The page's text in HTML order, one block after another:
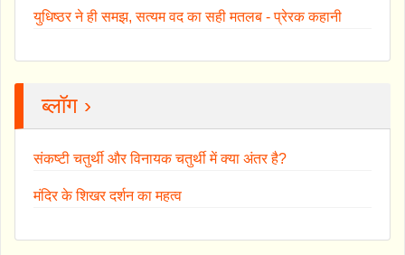
युधिष्ठर ने ही समझ, सत्यम वद का सही मतलब - प्रेरक कहानी
ब्लॉग ›
संकष्टी चतुर्थी और विनायक चतुर्थी में क्या अंतर है?
मंदिर के शिखर दर्शन का महत्व